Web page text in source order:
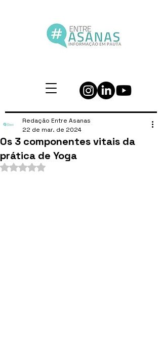
Os 3 componentes vitais da
prática de Yoga
Redação Entre Asanas
22 de mar. de 2024
Avaliado com NaN de 5 estrelas.